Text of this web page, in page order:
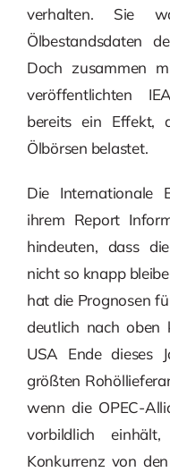
verhalten. Sie
Ölbestandsdaten
Doch zusammen
veröffentlichten
bereits ein Effekt,
Ölbörsen belastet.
Die Internationale
ihrem Report
hindeuten, dass
nicht so knapp
hat die Prognosen
deutlich nach oben
USA Ende dieses
größten
wenn die OPEC-
vorbildlich
Konkurrenz von